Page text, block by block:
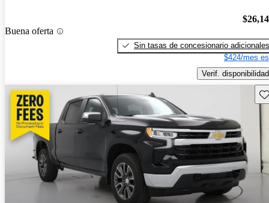
Buena oferta
Sin tasas de concesionario adicionales
$424/mes
Verif. disponibilidad